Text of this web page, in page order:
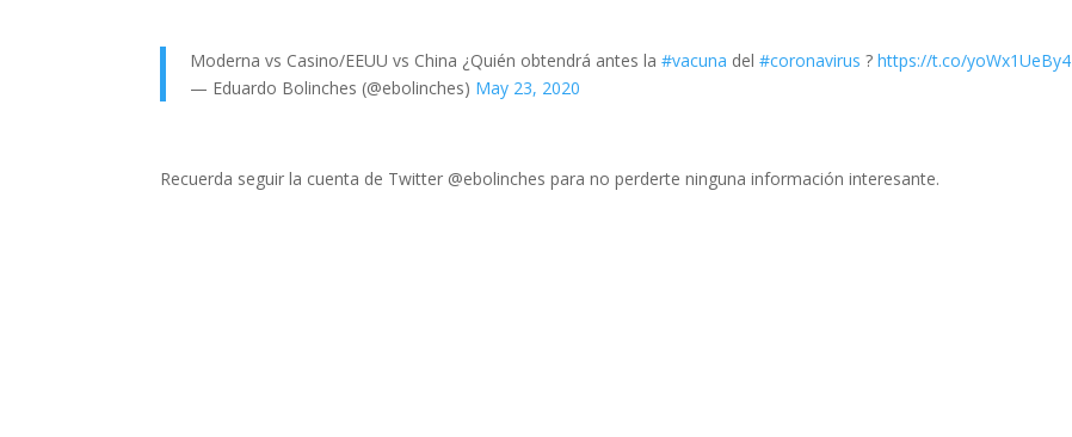
Moderna vs Casino/EEUU vs China ¿Quién obtendrá antes la#vacuna del#coronavirus ?https://t.co/yoWx1UeBy4
— Eduardo Bolinches (@ebolinches) May 23, 2020
Recuerda seguir la cuenta de Twitter @ebolinches para no perderte ninguna información interesante.